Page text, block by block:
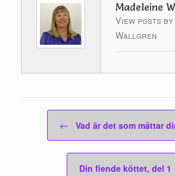
Madeleine
View posts
Wallgren
← Vad är det som mättar
Din fiende köttet, del 1